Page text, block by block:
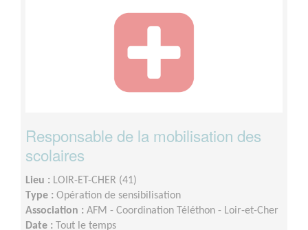
Responsable de la mobilisation des
scolaires
Lieu : LOIR-ET-CHER (41)
Type : Opération de sensibilisation
Association : AFM - Coordination Téléthon - Loir-et-Cher
Date :
Tout le temps